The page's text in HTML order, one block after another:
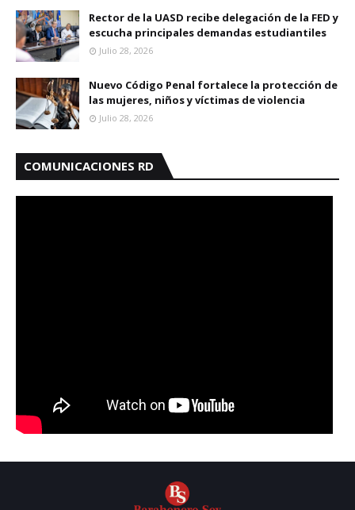
Rector de la UASD recibe delegación de la FED y
escucha principales demandas estudiantiles
Julio 28, 2026
Nuevo Código Penal fortalece la protección de
las mujeres, niños y víctimas de violencia
Julio 28, 2026
COMUNICACIONES RD